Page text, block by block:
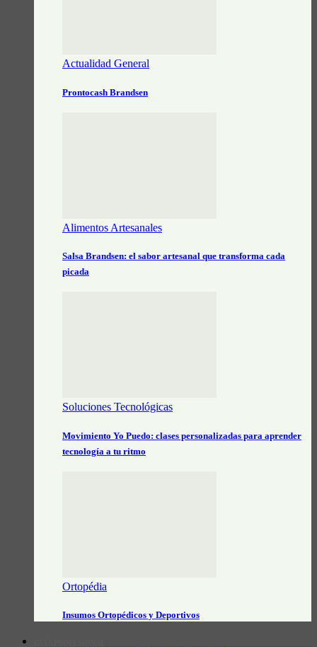
Actualidad General
Prontocash Brandsen
Alimentos Artesanales
Salsa Brandsen: el sabor artesanal que transforma cada
picada
Soluciones Tecnológicas
Movimiento Yo Puedo: clases personalizadas para aprender
tecnología a tu ritmo
Ortopédia
Insumos Ortopédicos y Deportivos